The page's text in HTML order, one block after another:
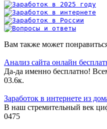
Вам также может
Анализ сайта онлайн
Да-да именно бесплатно!
03.6к.
Заработок в интернете из
В наш стремительный век
0475